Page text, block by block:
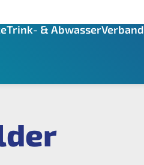
Trink- & AbwasserVerband